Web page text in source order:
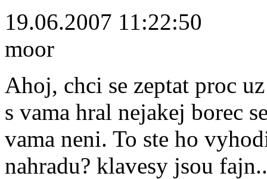
19.06.2007 11:22:50
moor
Ahoj, chci se zeptat proc
s vama hral nejakej borec
vama neni. To ste ho
nahradu? klavesy jsou